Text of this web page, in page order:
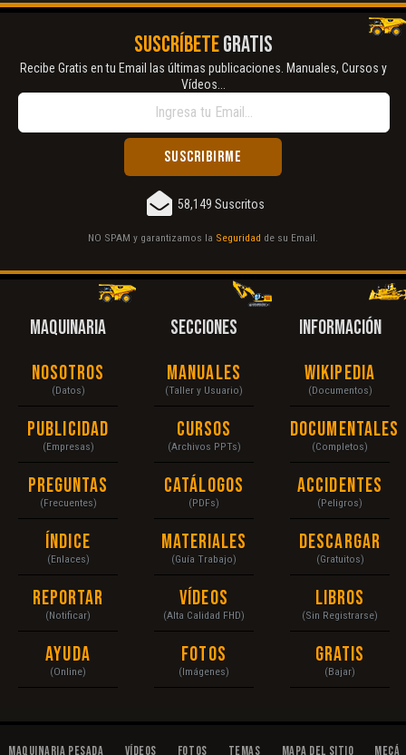
SUSCRÍBETEGRATIS
Recibe Gratis en tu Email las últimas publicaciones. Manuales, Cursos y
Vídeos...
58,149 Suscritos
NO SPAM y garantizamos la Seguridad de su Email.
MAQUINARIA
Nosotros
(Datos)
Publicidad
(Empresas)
Preguntas
(Frecuentes)
Índice
(Enlaces)
Reportar
(Notificar)
Ayuda
(Online)
SECCIONES
Manuales
(Taller y Usuario)
Cursos
(Archivos PPTs)
Catálogos
(PDFs)
Materiales
(Guía Trabajo)
Vídeos
(Alta Calidad FHD)
Fotos
(Imágenes)
INFORMACIÓN
Wikipedia
(Documentos)
Documentales
(Completos)
Accidentes
(Peligros)
Descargar
(Gratuitos)
Libros
(Sin Registrarse)
Gratis
(Bajar)
Maquinaria Pesada Vídeos Fotos Temas Mapa del Sitio